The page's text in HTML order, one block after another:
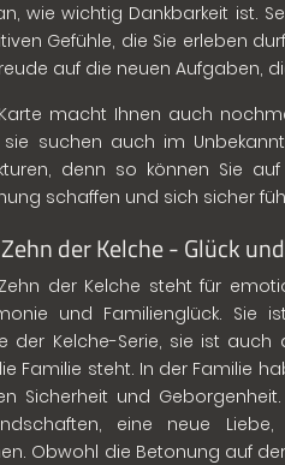
wie wichtig Dankbarkeit ist.
Gefühle, die Sie erleben
auf die neuen Aufgaben,
macht Ihnen auch
sie suchen auch im
denn so können Sie
schaffen und sich sicher
der Kelche - Glück
der Kelche steht für
und Familienglück. Sie
der Kelche-Serie, sie ist auch
Familie steht. In der Familie
Sicherheit und
eine neue
Obwohl die Betonung auf